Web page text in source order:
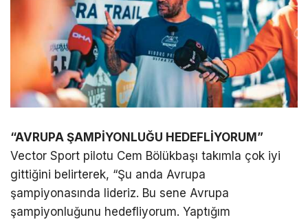
“AVRUPA ŞAMPİYONLUĞU HEDEFLİYORUM”
Vector Sport pilotu Cem Bölükbaşı takımla çok iyi
gittiğini belirterek, “Şu anda Avrupa
şampiyonasında lideriz. Bu sene Avrupa
şampiyonluğunu hedefliyorum. Yaptığım